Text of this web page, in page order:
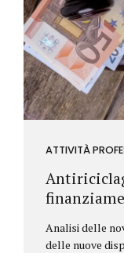
ATTIVITÀ
Analisi delle
delle nuove